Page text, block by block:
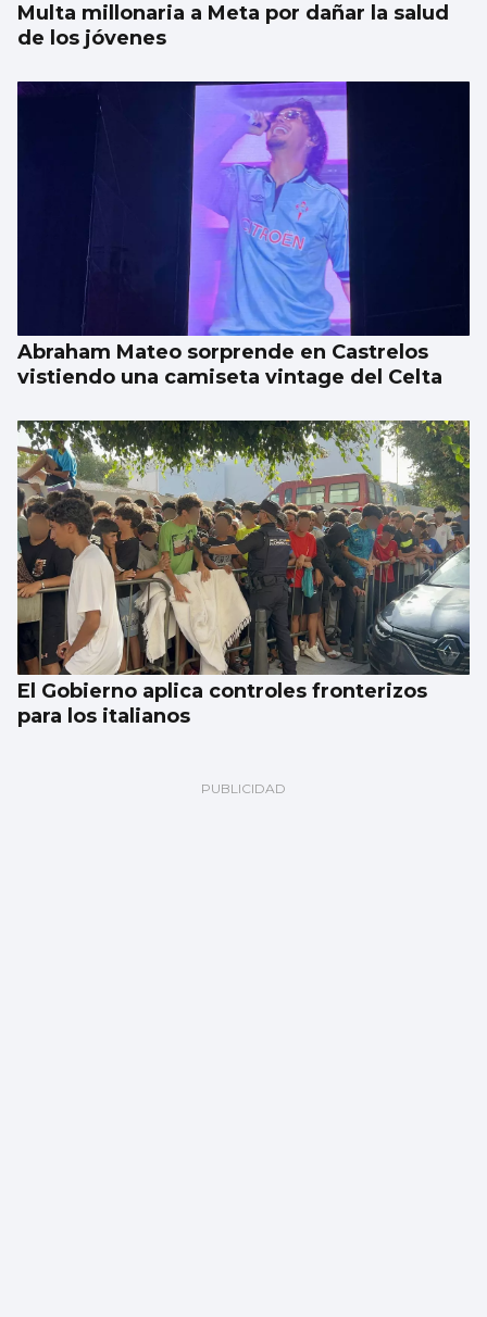
Multa millonaria a Meta por dañar la salud
de los jóvenes
Abraham Mateo sorprende en Castrelos
vistiendo una camiseta vintage del Celta
El Gobierno aplica controles fronterizos
para los italianos